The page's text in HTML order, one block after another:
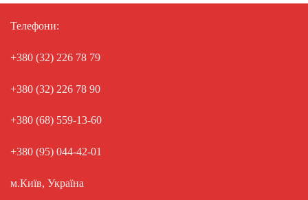
Телефони:
+380 (32) 226 78 79
+380 (32) 226 78 90
+380 (68) 559-13-60
+380 (95) 044-42-01
м.Київ, Україна